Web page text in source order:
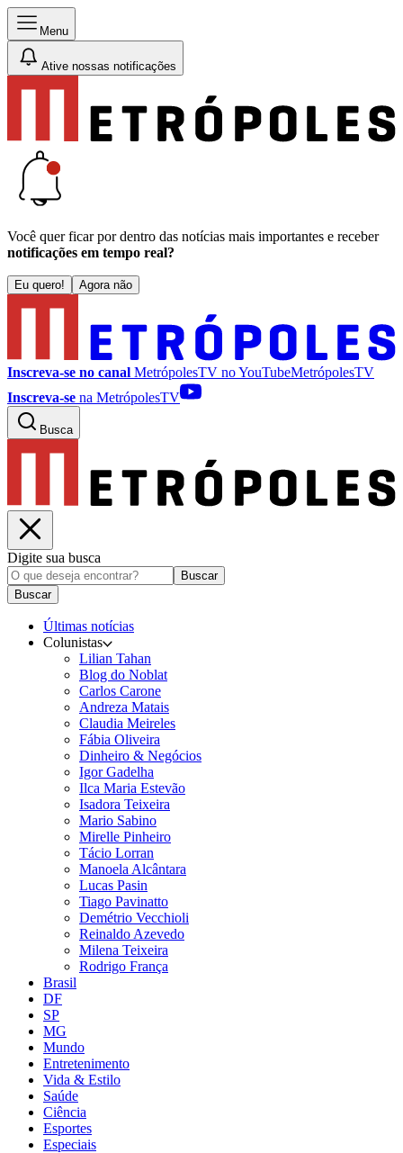
Menu
Ative nossas notificações
Você quer ficar por dentro das notícias mais importantes e receber
notificações em tempo real?
Eu quero! Agora não
Inscreva-se no canal MetrópolesTV noYouTubeMetrópolesTV
Inscreva-se na MetrópolesTV
Busca
Digite sua busca
Buscar
Buscar
Últimas notícias
Colunistas
Lilian Tahan
Blog do Noblat
Carlos Carone
Andreza Matais
Claudia Meireles
Fábia Oliveira
Dinheiro & Negócios
Igor Gadelha
Ilca Maria Estevão
Isadora Teixeira
Mario Sabino
Mirelle Pinheiro
Tácio Lorran
Manoela Alcântara
Lucas Pasin
Tiago Pavinatto
Demétrio Vecchioli
Reinaldo Azevedo
Milena Teixeira
Rodrigo França
Brasil
DF
SP
MG
Mundo
Entretenimento
Vida & Estilo
Saúde
Ciência
Esportes
Especiais